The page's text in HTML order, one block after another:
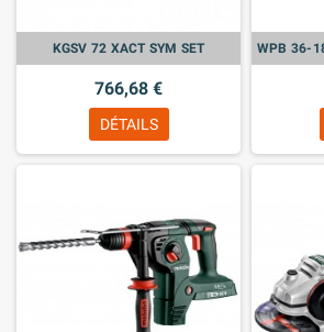
KGSV 72 XACT SYM SET
766,68 €
DÉTAILS